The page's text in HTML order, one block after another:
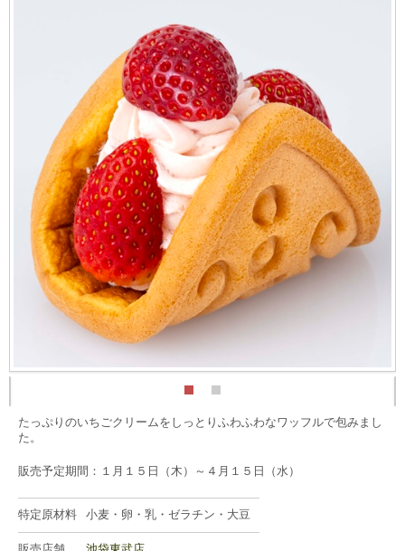
たっぷりのいちごクリームをしっとりふわふわなワッフルで包みまし
た。
販売予定期間：１月１５日（木）～４月１５日（水）
特定原材料 小麦・卵・乳・ゼラチン・大豆